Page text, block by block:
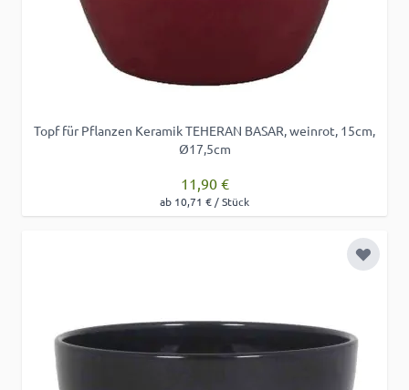
Topf für Pflanzen Keramik TEHERAN BASAR, weinrot, 15cm,
Ø17,5cm
11,90 €
ab 10,71 € / Stück
Zur